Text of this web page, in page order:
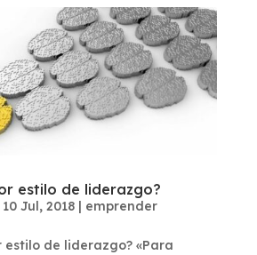
estilo de liderazgo?
10 Jul, 2018| emprender
estilo de liderazgo? «Para